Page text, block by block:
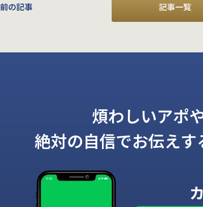
前の記事 記事一覧
煩わしいアポ
絶対の自信でお伝えす